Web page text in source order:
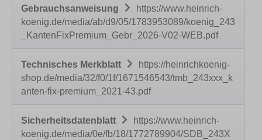
Gebrauchsanweisung
https://www.heinrich-
koenig.de/media/ab/d9/05/1783953089/koenig_243
_KantenFixPremium_Gebr_2026-V02-WEB.pdf
Technisches Merkblatt
https://heinrichkoenig-
shop.de/media/32/f0/1f/1671546543/tmb_243xxx_k
anten-fix-premium_2021-43.pdf
Sicherheitsdatenblatt
https://www.heinrich-
koenig.de/media/0e/fb/18/1772789904/SDB_243X